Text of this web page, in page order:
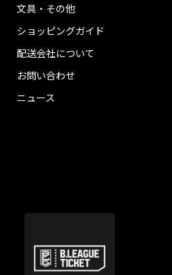
文具・その他
ショッピングガイド
配送会社について
お問い合わせ
ニュース